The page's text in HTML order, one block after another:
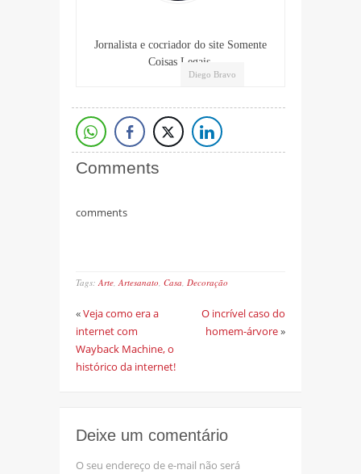
Diego Bravo
Jornalista e cocriador do site Somente
Coisas Legais.
Comments
comments
Tags:Arte,Artesanato, Casa, Decoração
«Veja como era a
internet com
Wayback Machine, o
histórico da internet!
O incrível caso do
homem-árvore»
Deixe um comentário
O seu endereço de e-mail não será